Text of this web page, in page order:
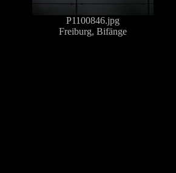
P1100846.jpg
Freiburg, Bifänge